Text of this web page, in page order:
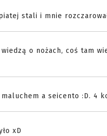
stali i mnie
o nożach, coś tam
a seicento :D. 4
xD